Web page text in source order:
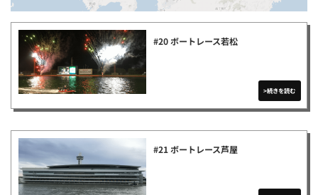
#20 ボートレース若松
#21 ボートレース芦屋